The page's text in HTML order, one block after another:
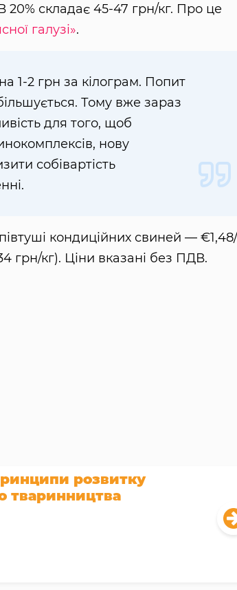
складає 45-47 грн/кг. Про це
галузі».
1-2 грн за кілограм. Попит
Тому вже зараз
для того, щоб
нову
собівартість
кондиційних свиней —
грн/кг). Ціни вказані без ПДВ.
розвитку
тваринництва